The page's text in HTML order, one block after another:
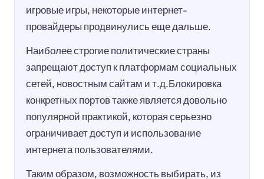
игровые игры, некоторые интернет-
провайдеры продвинулись еще дальше.
Наиболее строгие политические страны
запрещают доступ к платформам социальных
сетей, новостным сайтам и т.д.Блокировка
конкретных портов также является довольно
популярной практикой, которая серьезно
ограничивает доступ и использование
интернета пользователями.
Таким образом, возможность выбирать, из